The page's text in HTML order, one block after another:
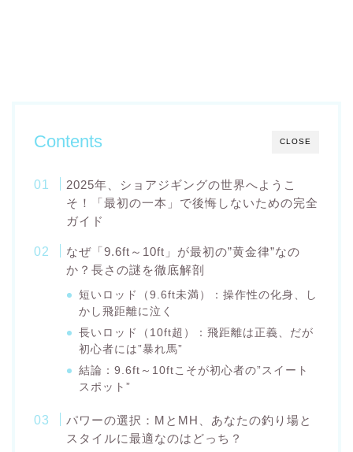
CLOSE
Contents
2025年、ショアジギングの世界へようこ
そ！「最初の一本」で後悔しないための完全
ガイド
なぜ「9.6ft～10ft」が最初の”黄金律”なの
か？長さの謎を徹底解剖
短いロッド（9.6ft未満）：操作性の化身、し
かし飛距離に泣く
長いロッド（10ft超）：飛距離は正義、だが
初心者には”暴れ馬”
結論：9.6ft～10ftこそが初心者の”スイート
スポット”
パワーの選択：MとMH、あなたの釣り場と
スタイルに最適なのはどっち？